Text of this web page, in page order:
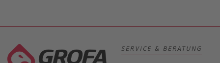
SERVICE & BERATUNG